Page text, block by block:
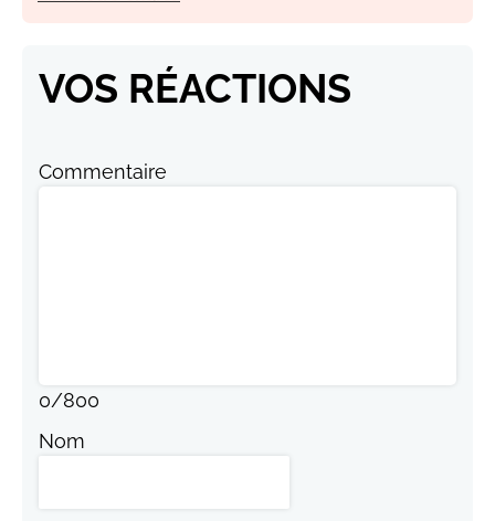
VOS RÉACTIONS
Commentaire
0/800
Nom